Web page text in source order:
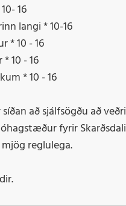
16
langi * 10-16
* 10 - 16
10 - 16
* 10 - 16
að sjálfsögðu að
fyrir
reglulega.